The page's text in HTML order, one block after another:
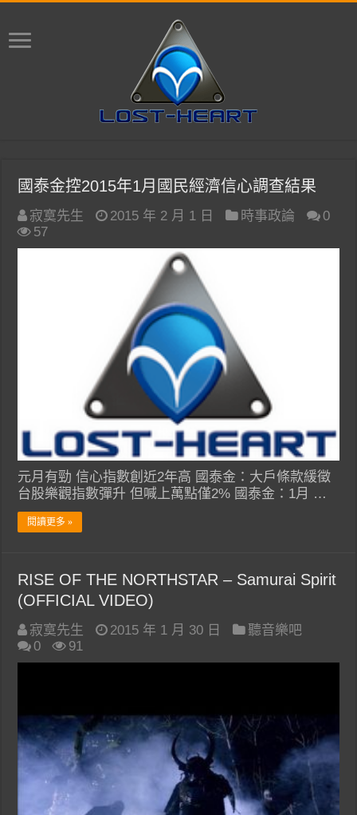
國泰金控2015年1月國民經濟信心調查結果
寂寞先生 2015 年 2 月 1 日 時事政論
0
57
元月有勁 信心指數創近2年高 國泰金：大戶條款緩徵
台股樂觀指數彈升 但喊上萬點僅2% 國泰金：1月 …
閱讀更多 »
RISE OF THE NORTHSTAR – Samurai Spirit
(OFFICIAL VIDEO)
寂寞先生 2015 年 1 月 30 日
聽音樂吧
0
91